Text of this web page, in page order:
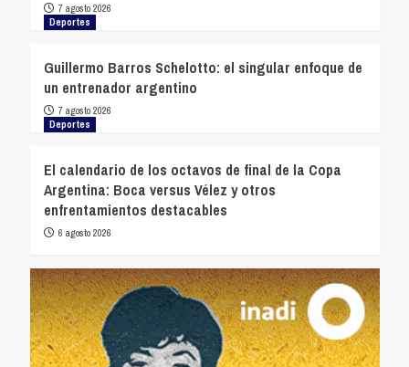
7 agosto 2026
Deportes
Guillermo Barros Schelotto: el singular enfoque de
un entrenador argentino
7 agosto 2026
Deportes
El calendario de los octavos de final de la Copa
Argentina: Boca versus Vélez y otros
enfrentamientos destacables
6 agosto 2026